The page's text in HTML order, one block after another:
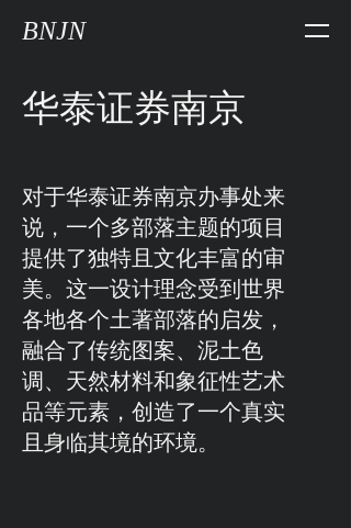
BNJN
华泰证券南京
对于华泰证券南京办事处来
说，一个多部落主题的项目
提供了独特且文化丰富的审
美。这一设计理念受到世界
各地各个土著部落的启发，
融合了传统图案、泥土色
调、天然材料和象征性艺术
品等元素，创造了一个真实
且身临其境的环境。